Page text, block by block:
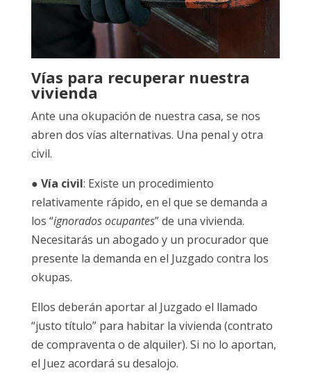
Vías para recuperar nuestra
vivienda
Ante una okupación de nuestra casa, se nos
abren dos vías alternativas. Una penal y otra
civil.
● Vía civil: Existe un procedimiento
relativamente rápido, en el que se demanda a
los “ignorados ocupantes” de una vivienda.
Necesitarás un abogado y un procurador que
presente la demanda en el Juzgado contra los
okupas.
Ellos deberán aportar al Juzgado el llamado
“justo título” para habitar la vivienda (contrato
de compraventa o de alquiler). Si no lo aportan,
el Juez acordará su desalojo.